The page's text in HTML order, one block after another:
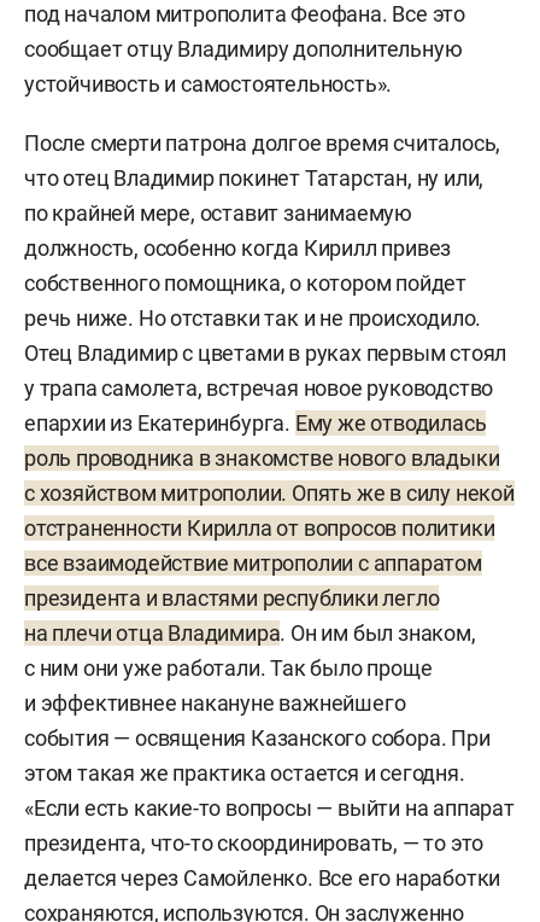
под началом митрополита Феофана. Все это
сообщает отцу Владимиру дополнительную
устойчивость и самостоятельность».
После смерти патрона долгое время считалось,
что отец Владимир покинет Татарстан, ну или,
по крайней мере, оставит занимаемую
должность, особенно когда Кирилл привез
собственного помощника, о котором пойдет
речь ниже. Но отставки так и не происходило.
Отец Владимир с цветами в руках первым стоял
у трапа самолета, встречая новое руководство
епархии из Екатеринбурга. Ему же отводилась
роль проводника в знакомстве нового владыки
с хозяйством митрополии. Опять же в силу некой
отстраненности Кирилла от вопросов политики
все взаимодействие митрополии с аппаратом
президента и властями республики легло
на плечи отца Владимира. Он им был знаком,
с ним они уже работали. Так было проще
и эффективнее накануне важнейшего
события — освящения Казанского собора. При
этом такая же практика остается и сегодня.
«Если есть какие-то вопросы — выйти на аппарат
президента, что-то скоординировать, — то это
делается через Самойленко. Все его наработки
сохраняются, используются. Он заслуженно